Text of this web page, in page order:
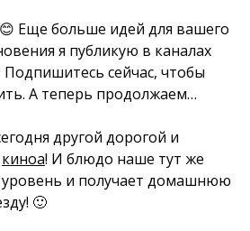
Еще больше идей для вашего
я публикую в каналах
Подпишитесь сейчас, чтобы
А теперь продолжаем…
другой дорогой и
киноа! И блюдо наше тут же
и получает домашнюю
🙂